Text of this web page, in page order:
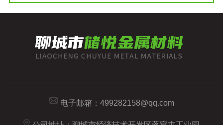
电子邮箱： 499282158@qq.com